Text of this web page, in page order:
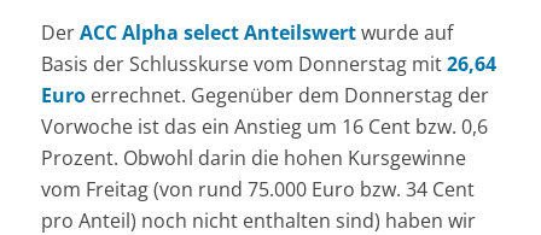
DerACC Alpha select Anteilswertwurde auf
Basis der Schlusskurse vom Donnerstag mit26,64
Euro errechnet. Gegenüber dem Donnerstag der
Vorwoche ist das ein Anstieg um 16 Cent bzw. 0,6
Prozent. Obwohl darin die hohen Kursgewinne
vom Freitag (von rund 75.000 Euro bzw. 34 Cent
pro Anteil) noch nicht enthalten sind) haben wir